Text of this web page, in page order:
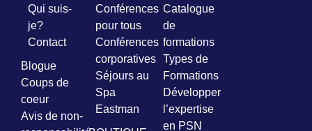
Qui suis-
je?
Contact
Blogue
Coups de
coeur
Avis de non-
Conférences
pour tous
Conférences
corporatives
Séjours au
Spa
Eastman
Catalogue
de
formations
Types de
Formations
Développer
l’expertise
en PSN
Prénom
*
Courriel